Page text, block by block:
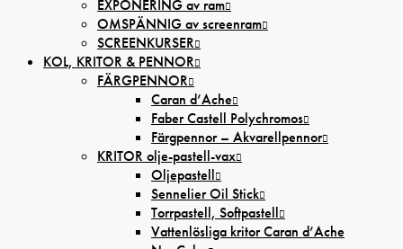
EXPONERING av ram
OMSPÄNNIG av screenram
SCREENKURSER
KOL, KRITOR & PENNOR
FÄRGPENNOR
Caran d’Ache
Faber Castell Polychromos
Färgpennor – Akvarellpennor
KRITOR olje-pastell-vax
Oljepastell
Sennelier Oil Stick
Torrpastell, Softpastell
Vattenlösliga kritor Caran d’Ache